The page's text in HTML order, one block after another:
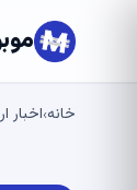
خانه›اخبار